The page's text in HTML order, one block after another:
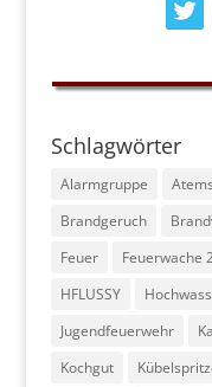
Schlagwörter
Alarmgruppe
Brandgeruch
Feuer
Feuerwache
HFLUSSY
Jugendfeuerwehr
Kochgut